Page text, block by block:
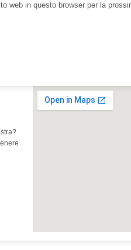
web in questo browser per la